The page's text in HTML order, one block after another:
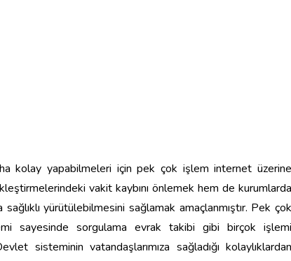
kolay yapabilmeleri için pek çok işlem internet üzerine
vakit kaybını önlemek hem de kurumlarda
yürütülebilmesini sağlamak amaçlanmıştır. Pek çok
sayesinde sorgulama evrak takibi gibi birçok işlemi
sisteminin vatandaşlarımıza sağladığı kolaylıklardan